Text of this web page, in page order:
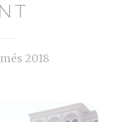
2018